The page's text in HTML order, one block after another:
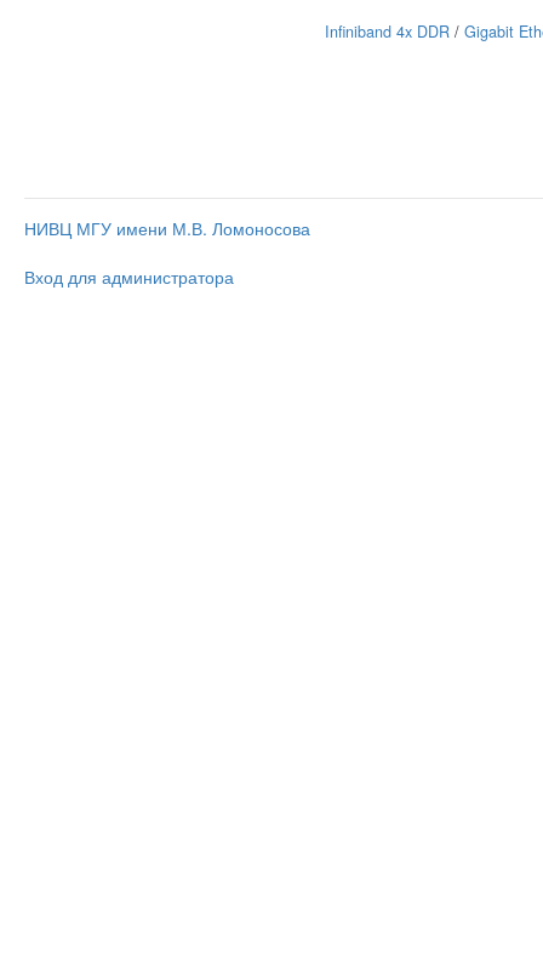
Infiniband 4x DDR / Gigabit
НИВЦ МГУ имени М.В. Ломоносова
Вход для администратора